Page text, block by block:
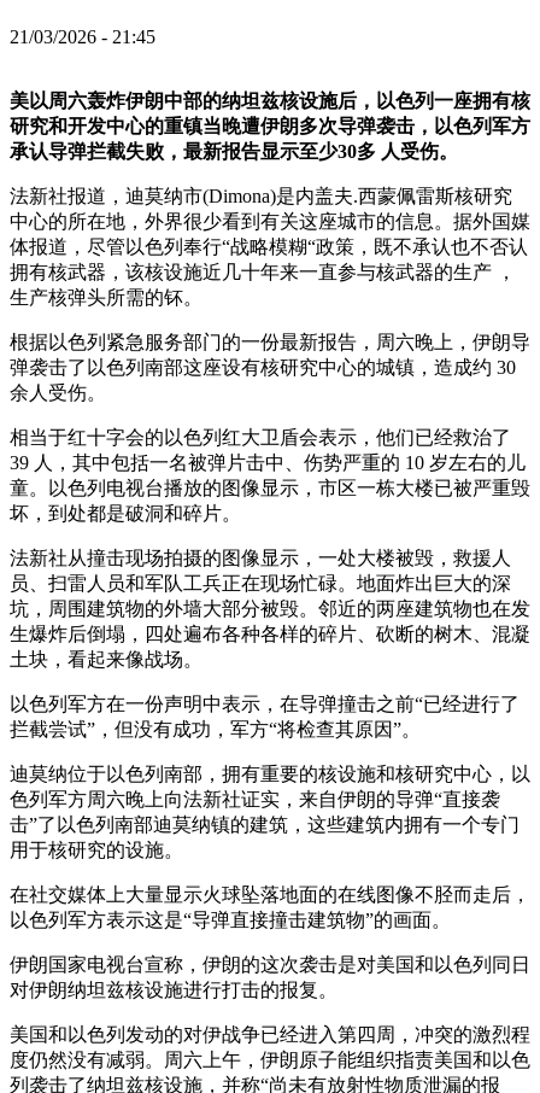
21/03/2026 - 21:45
美以周六轰炸伊朗中部的纳坦兹核设施后，以色列一座拥有核
研究和开发中心的重镇当晚遭伊朗多次导弹袭击，以色列军方
承认导弹拦截失败，最新报告显示至少30多 人受伤。
法新社报道，迪莫纳市(Dimona)是内盖夫.西蒙佩雷斯核研究
中心的所在地，外界很少看到有关这座城市的信息。据外国媒
体报道，尽管以色列奉行“战略模糊“政策，既不承认也不否认
拥有核武器，该核设施近几十年来一直参与核武器的生产 ，
生产核弹头所需的钚。
根据以色列紧急服务部门的一份最新报告，周六晚上，伊朗导
弹袭击了以色列南部这座设有核研究中心的城镇，造成约 30
余人受伤。
相当于红十字会的以色列红大卫盾会表示，他们已经救治了
39 人，其中包括一名被弹片击中、伤势严重的 10 岁左右的儿
童。以色列电视台播放的图像显示，市区一栋大楼已被严重毁
坏，到处都是破洞和碎片。
法新社从撞击现场拍摄的图像显示，一处大楼被毁，救援人
员、扫雷人员和军队工兵正在现场忙碌。地面炸出巨大的深
坑，周围建筑物的外墙大部分被毁。邻近的两座建筑物也在发
生爆炸后倒塌，四处遍布各种各样的碎片、砍断的树木、混凝
土块，看起来像战场。
以色列军方在一份声明中表示，在导弹撞击之前“已经进行了
拦截尝试”，但没有成功，军方“将检查其原因”。
迪莫纳位于以色列南部，拥有重要的核设施和核研究中心，以
色列军方周六晚上向法新社证实，来自伊朗的导弹“直接袭
击”了以色列南部迪莫纳镇的建筑，这些建筑内拥有一个专门
用于核研究的设施。
在社交媒体上大量显示火球坠落地面的在线图像不胫而走后，
以色列军方表示这是“导弹直接撞击建筑物”的画面。
伊朗国家电视台宣称，伊朗的这次袭击是对美国和以色列同日
对伊朗纳坦兹核设施进行打击的报复。
美国和以色列发动的对伊战争已经进入第四周，冲突的激烈程
度仍然没有减弱。周六上午，伊朗原子能组织指责美国和以色
列袭击了纳坦兹核设施，并称“尚未有放射性物质泄漏的报